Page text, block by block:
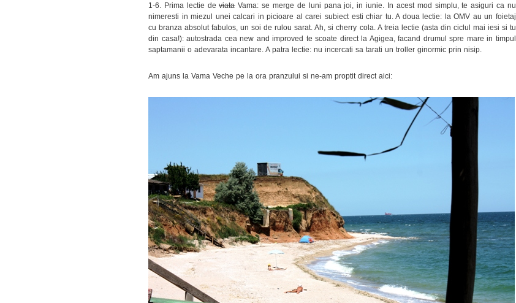
1-6. Prima lectie deviataVama: se merge de luni pana joi, in iunie. In acest mod simplu, te asiguri ca nu
nimeresti in miezul unei calcari in picioare al carei subiect esti chiar tu. A doua lectie: la OMV au un foietaj
cu branza absolut fabulos, un soi de rulou sarat. Ah, si cherry cola. A treia lectie (asta din ciclul mai iesi si tu
din casa!): autostrada cea new and improved te scoate direct la Agigea, facand drumul spre mare in timpul
saptamanii o adevarata incantare. A patra lectie: nu incercati sa tarati un troller ginormic prin nisip.
Am ajuns la Vama Veche pe la ora pranzului si ne-am proptit direct aici: